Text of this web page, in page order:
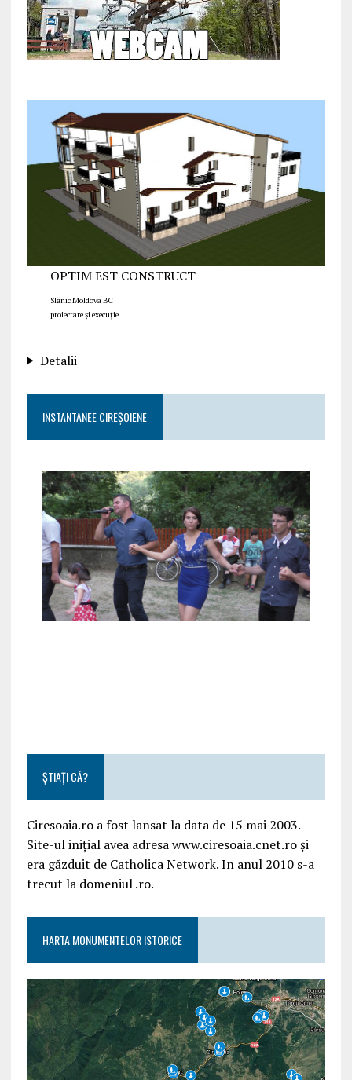
OPTIM EST CONSTRUCT
Slănic Moldova BC
proiectare și execuție
Detalii
INSTANTANEE CIREȘOIENE
ȘTIAȚI CĂ?
Ciresoaia.ro a fost lansat la data de 15 mai 2003.
Site-ul inițial avea adresa www.ciresoaia.cnet.ro și
era găzduit de Catholica Network. In anul 2010 s-a
trecut la domeniul .ro.
HARTA MONUMENTELOR ISTORICE